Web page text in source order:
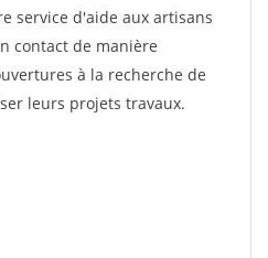
service d'aide aux artisans
contact de manière
à la recherche de
leurs projets travaux.